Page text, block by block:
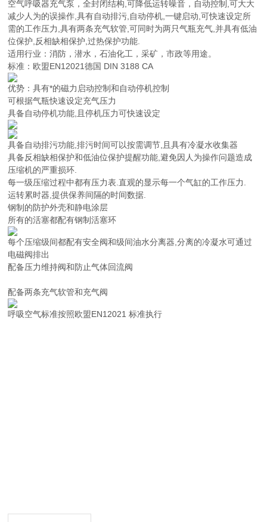
空气呼吸器充气泵，全封闭结构,可降低运转噪音，自动控制,可大大
减少人为的误操作,具有自动排污,自动停机,一键启动,可快速设定所
需的工作压力,具有两条充气软管,可同时为两只气瓶充气,并具有低油
位保护,反相缺相保护,过热保护功能.
适用行业：消防，潜水，石油化工，采矿，市政等用途。
标准：欧盟EN12021德国 DIN 3188 CA
优势：具有*的磁力启动控制和自动停机控制
可根据气瓶快速设定充气压力
具备自动停机功能,且停机压力可快速设定
具备自动排污功能,排污时间可以按需调节,且具有冷凝水收集器
具备反相缺相保护和低油位保护提醒功能,避免因人为操作问题造成
压缩机的严重损环.
每一级压缩过程中都有压力表.直观的显示每一个气缸的工作压力.
运转累时器,提供保养间隔的时间数据.
钢制的防护外壳和静电涂层
所有的活塞都配有钢制活塞环
每个压缩级间都配有安全阀和级间油水分离器,分离的冷凝水可通过
电磁阀排出
配备压力维持阀和防止气体回流阀
配备两条充气软管和充气阀
呼吸空气标准按照欧盟EN12021 标准执行